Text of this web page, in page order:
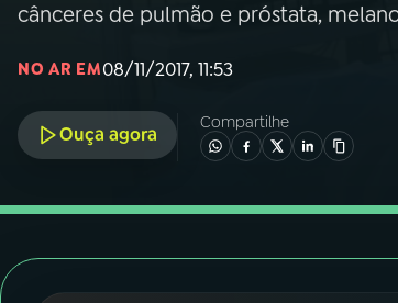
05 PODCASTS
06VIDEOCASTS
07ÚLTIMAS
cânceres de pulmão e próstata,
NO AR EM08/11/2017, 11:53
Ouça agora
Compartilhe